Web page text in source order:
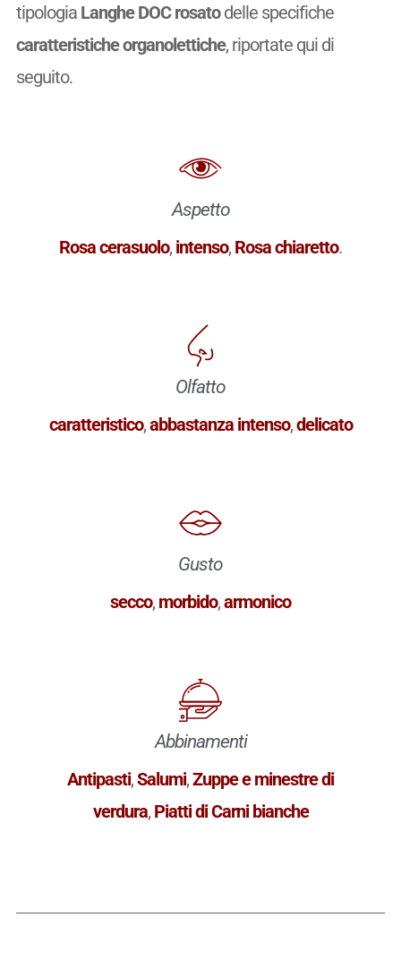
tipologia Langhe DOC rosatodelle specifiche
caratteristiche organolettiche, riportate qui di
seguito.
Aspetto
Rosa cerasuolo, intenso, Rosa chiaretto.
Olfatto
caratteristico,abbastanza intenso,delicato
Gusto
secco, morbido,armonico
Abbinamenti
Antipasti,Salumi,Zuppe e minestre di
verdura, Piatti di Carni bianche